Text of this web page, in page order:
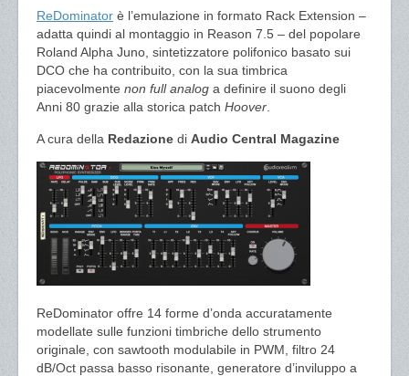
ReDominator è l’emulazione in formato Rack Extension –
adatta quindi al montaggio in Reason 7.5 – del popolare
Roland Alpha Juno, sintetizzatore polifonico basato sui
DCO che ha contribuito, con la sua timbrica
piacevolmente non full analog a definire il suono degli
Anni 80 grazie alla storica patch Hoover
A cura della Redazione di Audio Central Magazine
ReDominator offre 14 forme d’onda accuratamente
modellate sulle funzioni timbriche dello strumento
originale, con sawtooth modulabile in PWM, filtro 24
dB/Oct passa basso risonante, generatore d’inviluppo a